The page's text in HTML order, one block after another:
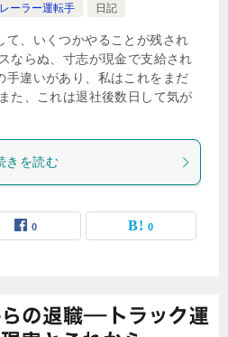
ーラー運転手 日記
、いくつかやることが残され
らぬ、寸志が現金で支給され
手違いがあり、私はこれをまだ
、これは退社後数日して気が
きを読む
0 0